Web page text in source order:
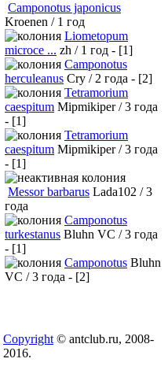
Camponotus japonicus
Kroenen / 1 год
Liometopum
microce ... zh / 1 год - [1]
Camponotus
herculeanus Cry / 2 года - [2]
Tetramorium
caespitum Mipmikiper / 3 года
- [1]
Tetramorium
caespitum Mipmikiper / 3 года
- [1]
Messor barbarus Lada102 / 3
года
Camponotus
turkestanus Bluhn VC / 3 года
- [1]
Camponotus Bluhn
VC / 3 года - [2]
Copyright © antclub.ru, 2008-
2016.